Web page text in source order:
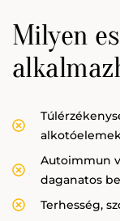
Milyen
Autoimmun
daganatos
Terhesség,